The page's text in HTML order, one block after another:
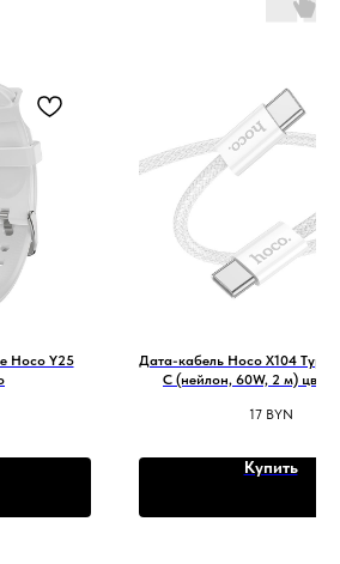
Hoco Y25
Дата-кабель Hoco X104
C (нейлон, 60W, 2 м) цвет:
17 BYN
Купить